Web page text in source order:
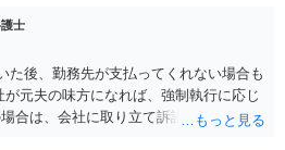
士
た後、勤務先が支払ってくれない場合も
元夫の味方になれば、強制執行に応じ
合は、会社に取り立て訴訟を行うこと